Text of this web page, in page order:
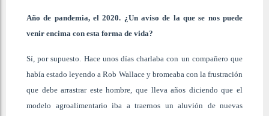
Año de pandemia, el 2020. ¿Un aviso de la que se nos puede
venir encima con esta forma de vida?
Sí, por supuesto. Hace unos días charlaba con un compañero que
había estado leyendo a Rob Wallace y bromeaba con la frustración
que debe arrastrar este hombre, que lleva años diciendo que el
modelo agroalimentario iba a traernos un aluvión de nuevas